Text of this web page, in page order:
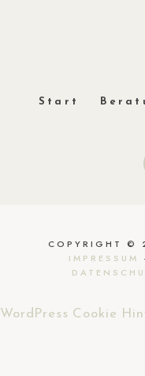
Start
COPYRIGHT ©
IMPRESSUM
WordPress Cookie